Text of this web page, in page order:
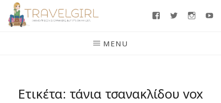
Skip
FacebookTwitter
MENU
Ετικέτα: τάνια τσανακλίδου vox